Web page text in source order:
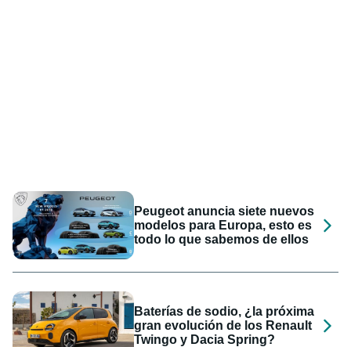
Peugeot anuncia siete nuevos
modelos para Europa, esto es
todo lo que sabemos de ellos
Baterías de sodio, ¿la próxima
gran evolución de los Renault
Twingo y Dacia Spring?